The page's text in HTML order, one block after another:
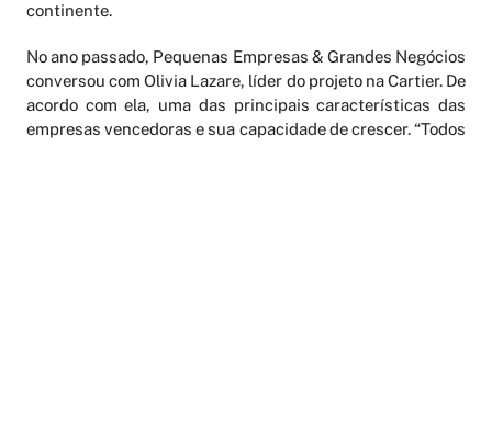
continente.
No ano passado, Pequenas Empresas & Grandes Negócios
conversou com Olivia Lazare, líder do projeto na Cartier. De
acordo com ela, uma das principais características das
empresas vencedoras e sua capacidade de crescer. “Todos